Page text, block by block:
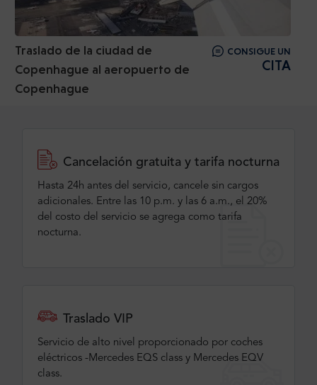
Cancelación gratuita y tarifa nocturna
Hasta 24h antes del servicio, cancele sin cargos
adicionales. Entre las 10 p.m. y las 6 a.m., el 20%
del costo del servicio se agrega como tarifa
nocturna.
Traslado VIP
Servicio de alto nivel proporcionado por coches
eléctricos -Mercedes EQS class y Mercedes EQV
class.
Traslado de la ciudad de
Copenhague al aeropuerto de
Copenhague
CONSIGUE UN
CITA